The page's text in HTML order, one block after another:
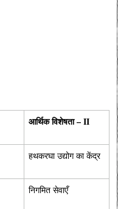
आर्थिक विशेषता – II
हथकरघा उद्योग का केंद्र
निगमित सेवाएँ